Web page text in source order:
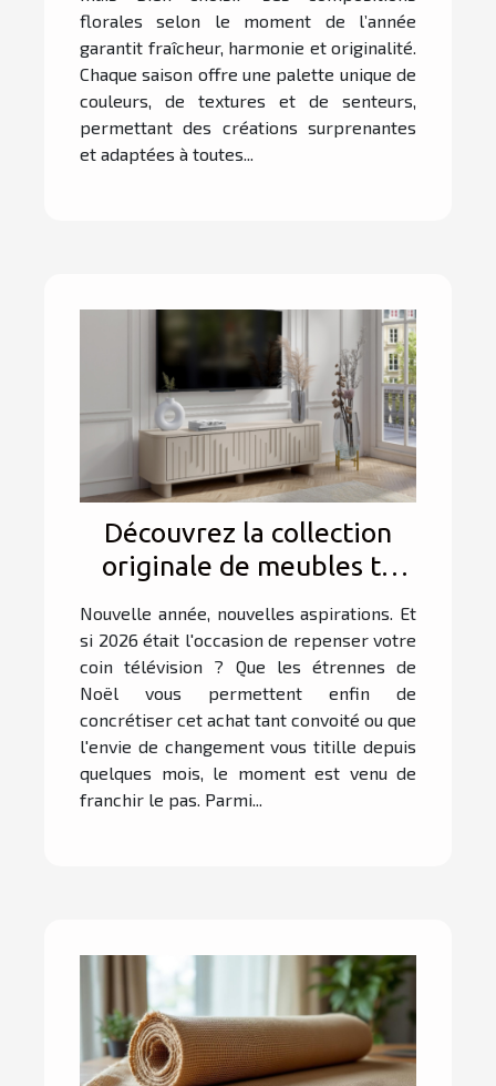
florales selon le moment de l’année
garantit fraîcheur, harmonie et originalité.
Chaque saison offre une palette unique de
couleurs, de textures et de senteurs,
permettant des créations surprenantes
et adaptées à toutes...
Découvrez la collection
originale de meubles tv
proposée par Meublissime
!
Nouvelle année, nouvelles aspirations. Et
si 2026 était l'occasion de repenser votre
coin télévision ? Que les étrennes de
Noël vous permettent enfin de
concrétiser cet achat tant convoité ou que
l'envie de changement vous titille depuis
quelques mois, le moment est venu de
franchir le pas. Parmi...